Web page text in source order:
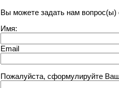
Вы можете задать нам
Имя:
Email
Пожалуйста, сформулируйте